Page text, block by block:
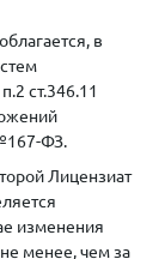
в
ст.346.11
ФЗ.
Лицензиат
изменения
менее, чем за